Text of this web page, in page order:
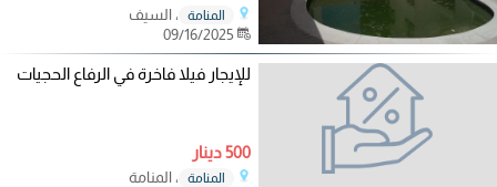
المنامة
، السيف
للإيجار فيلا فاخرة في الرفاع الحجيات
500 دينار
المنامة
، المنامة